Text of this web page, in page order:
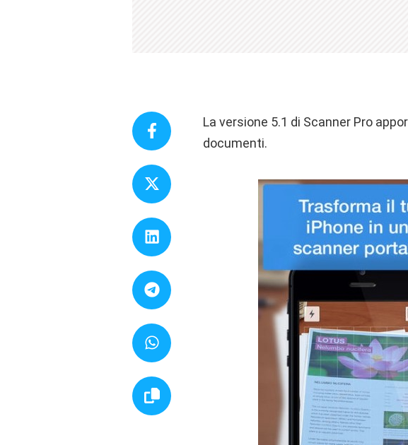
La versione 5.1 di Scanner Pro
documenti.